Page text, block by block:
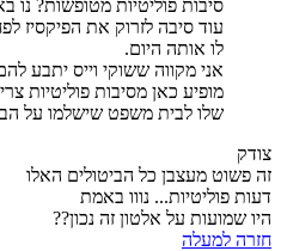
סיבות פוליטיות מטופשות?
עוד סיבה לזרוק את הפיקסיז
לו אותה היום.
אני מקווה ששוקי וייס יתבע
שלו לבית משפט שישלמו על
צודק
זה פשוט מעצבן כל הביטולים האלו
דעות פוליטיות... נווו באמת
היו שמועות על אלטון זה נכון??
חזרה למעלה